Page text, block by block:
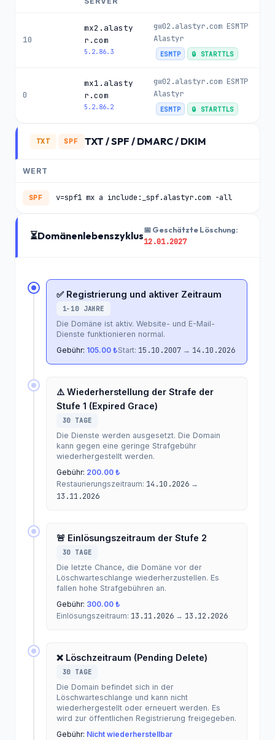
10
mx2.alasty
r.com
5.2.86.3
gw02.alastyr.com ESMTP
Alastyr
ESMTP 🔒 STARTTLS
0
mx1.alasty
r.com
5.2.86.2
gw02.alastyr.com ESMTP
Alastyr
ESMTP 🔒 STARTTLS
TXT SPF TXT / SPF / DMARC / DKIM
WERT
SPF v=spf1 mx a include:_spf.alastyr.com -all
⏳Domänenlebenszyklus📅 Geschätzte Löschung:
12.01.2027
✅ Registrierung und aktiver Zeitraum
1-10 JAHRE
Die Domäne ist aktiv. Website- und E-Mail-
Dienste funktionieren normal.
Gebühr: 105.00 ₺Start: 15.10.2007 → 14.10.2026
⚠️ Wiederherstellung der Strafe der
Stufe 1 (Expired Grace)
30 TAGE
Die Dienste werden ausgesetzt. Die Domain
kann gegen eine geringe Strafgebühr
wiederhergestellt werden.
Gebühr: 200.00 ₺
Restaurierungszeitraum: 14.10.2026 →
13.11.2026
🚨 Einlösungszeitraum der Stufe 2
30 TAGE
Die letzte Chance, die Domäne vor der
Löschwarteschlange wiederherzustellen. Es
fallen hohe Strafgebühren an.
Gebühr: 300.00 ₺
Einlösungszeitraum: 13.11.2026 → 13.12.2026
❌ Löschzeitraum (Pending Delete)
30 TAGE
Die Domain befindet sich in der
Löschwarteschlange und kann nicht
wiederhergestellt oder erneuert werden. Es
wird zur öffentlichen Registrierung freigegeben.
Gebühr: Nicht wiederherstellbar